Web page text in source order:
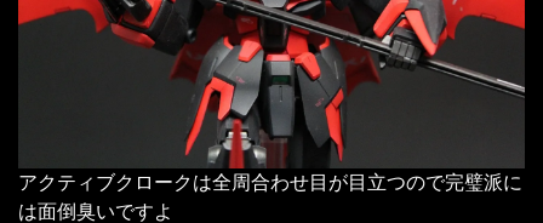
アクティブクロークは全周合わせ目が目立つので完璧派に
は面倒臭いですよ